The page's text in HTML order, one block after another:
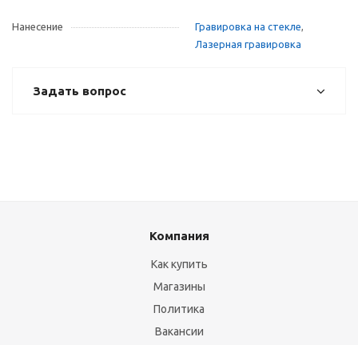
Нанесение Гравировка на стекле,
Лазерная гравировка
Задать вопрос
Компания
Как купить
Магазины
Политика
Вакансии